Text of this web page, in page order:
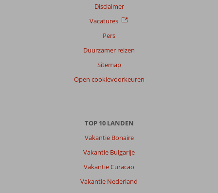
Disclaimer
Vacatures
Pers
Duurzamer reizen
Sitemap
Open cookievoorkeuren
TOP 10 LANDEN
Vakantie Bonaire
Vakantie Bulgarije
Vakantie Curacao
Vakantie Nederland